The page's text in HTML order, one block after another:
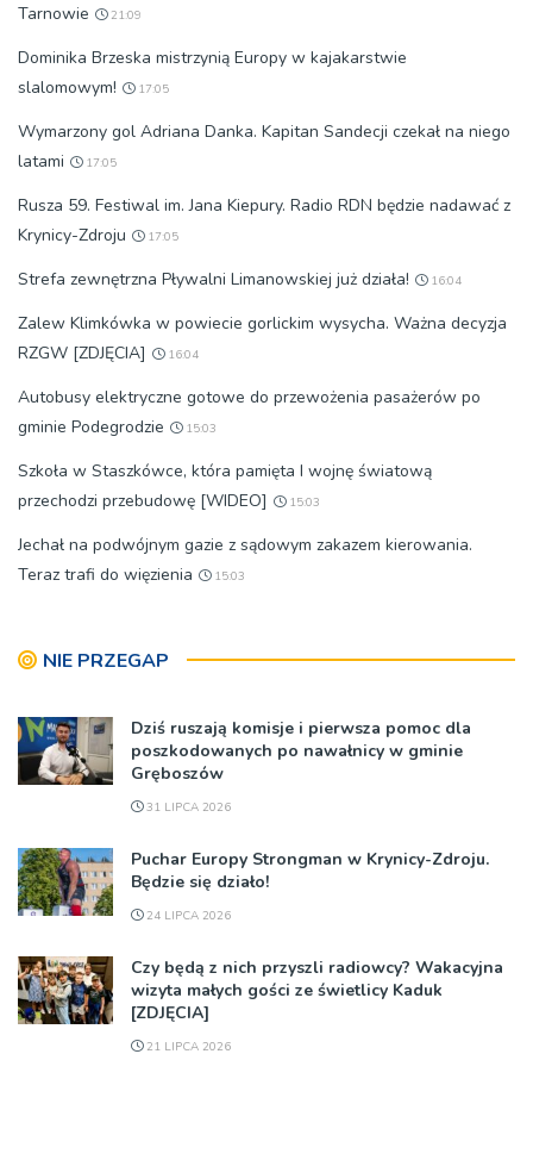
Tarnowie
21:09
Dominika Brzeska mistrzynią Europy w kajakarstwie
slalomowym!
17:05
Wymarzony gol Adriana Danka. Kapitan Sandecji czekał na niego
latami
17:05
Rusza 59. Festiwal im. Jana Kiepury. Radio RDN będzie nadawać z
Krynicy-Zdroju
17:05
Strefa zewnętrzna Pływalni Limanowskiej już działa! 16:04
Zalew Klimkówka w powiecie gorlickim wysycha. Ważna decyzja
RZGW [ZDJĘCIA]
16:04
Autobusy elektryczne gotowe do przewożenia pasażerów po
gminie Podegrodzie
15:03
Szkoła w Staszkówce, która pamięta I wojnę światową
przechodzi przebudowę [WIDEO]
15:03
Jechał na podwójnym gazie z sądowym zakazem kierowania.
Teraz trafi do więzienia
15:03
NIE PRZEGAP
Dziś ruszają komisje i pierwsza pomoc dla
poszkodowanych po nawałnicy w gminie
Gręboszów
31 LIPCA 2026
Puchar Europy Strongman w Krynicy-Zdroju.
Będzie się działo!
24 LIPCA 2026
Czy będą z nich przyszli radiowcy? Wakacyjna
wizyta małych gości ze świetlicy Kaduk
[ZDJĘCIA]
21 LIPCA 2026